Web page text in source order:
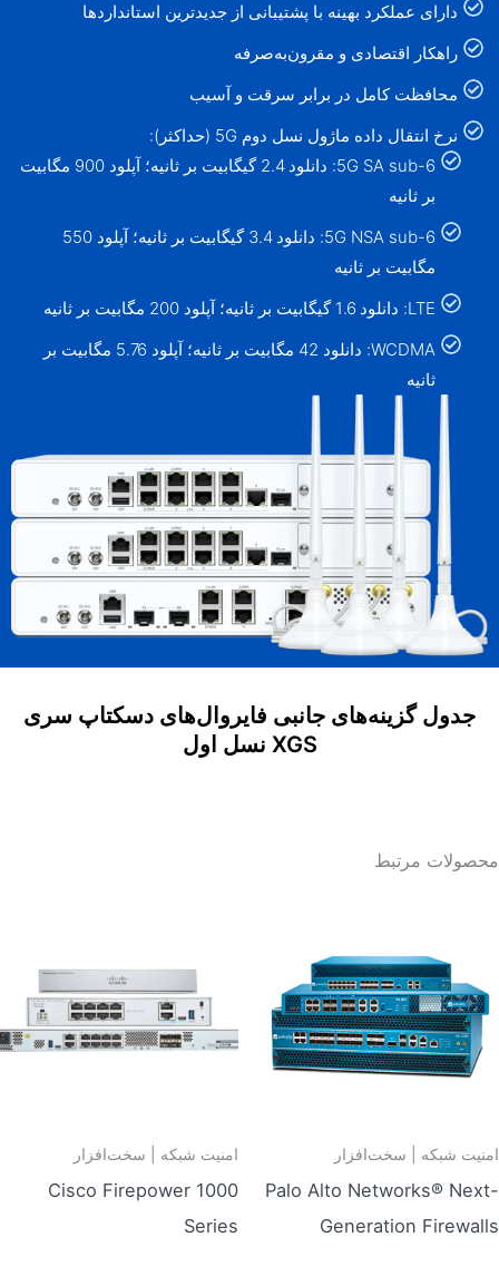
دارای عملکرد بهینه با پشتیبانی از جدیدترین استانداردها
راهکار اقتصادی و مقرون‌به‌صرفه
محافظت کامل در برابر سرقت و آسیب
نرخ انتقال داده ماژول نسل دوم 5G (حداکثر):
5G SA sub-6: دانلود 2.4 گیگابیت بر ثانیه؛ آپلود 900 مگابیت
بر ثانیه
5G NSA sub-6: دانلود 3.4 گیگابیت بر ثانیه؛ آپلود 550
مگابیت بر ثانیه
LTE: دانلود 1.6 گیگابیت بر ثانیه؛ آپلود 200 مگابیت بر ثانیه
WCDMA: دانلود 42 مگابیت بر ثانیه؛ آپلود 5.76 مگابیت بر
ثانیه
جدول گزینه‌های جانبی فایروال‌های دسکتاپ سری
XGS نسل اول
محصولات مرتبط
امنیت شبکه | سخت‌افزار
Palo Alto Networks® Next-
Generation Firewalls
امنیت شبکه | سخت‌افزار
Cisco Firepower 1000
Series